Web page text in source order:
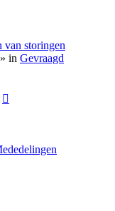
van storingen
in Gevraagd